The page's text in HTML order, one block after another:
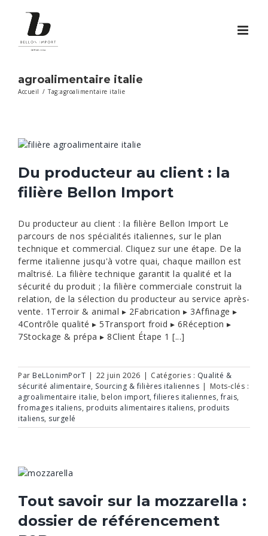
contenu
agroalimentaire italie
Accueil / Tag:agroalimentaire italie
Du producteur au client : la
filière Bellon Import
Du producteur au client : la filière Bellon Import Le
parcours de nos spécialités italiennes, sur le plan
technique et commercial. Cliquez sur une étape. De la
ferme italienne jusqu'à votre quai, chaque maillon est
maîtrisé. La filière technique garantit la qualité et la
sécurité du produit ; la filière commerciale construit la
relation, de la sélection du producteur au service après-
vente. 1Terroir & animal ▸ 2Fabrication ▸ 3Affinage ▸
4Contrôle qualité ▸ 5Transport froid ▸ 6Réception ▸
7Stockage & prépa ▸ 8Client Étape 1 [...]
Par BeLLonimPorT | 22 juin 2026 | Catégories : Qualité &
sécurité alimentaire, Sourcing & filières italiennes | Mots-clés :
agroalimentaire italie, belon import,filieres italiennes,frais,
fromages italiens, produits alimentaires italiens, produits
italiens, surgelé
Tout savoir sur la mozzarella :
dossier de référencement